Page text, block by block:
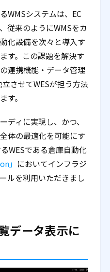
WMSシステムは、EC
従来のようにWMSをカ
化設備を次々と導入す
す。この課題を解決す
連携機能・データ管理
させてWESが担う方法
す。
ディに実現し、かつ、
体の最適化を可能にす
WESである倉庫自動化
」 においてインフラジ
ルを利用いただきまし
データ表示に